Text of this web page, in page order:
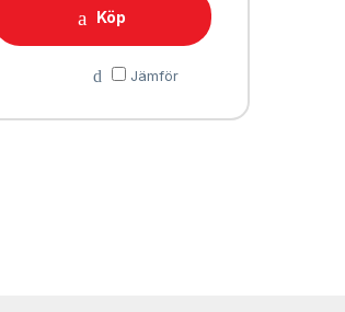
Köp
Jämför